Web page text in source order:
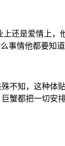
还是爱情上，
事情他都要知道
不知，这种体
蟹都把一切安